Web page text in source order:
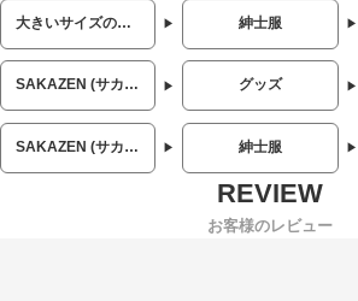
大きいサイズのメンズ服 紳士服
SAKAZEN (サカゼン) グッズ
SAKAZEN (サカゼン) 紳士服
お客様のレビュー